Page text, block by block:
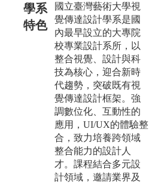
學系
特色
國立臺灣藝術大學視
覺傳達設計學系是國
內最早設立的大專院
校專業設計系所，以
整合視覺、設計與科
技為核心，迎合新時
代趨勢，突破既有視
覺傳達設計框架。強
調數位化、互動性的
應用，UI/UX的體驗整
合，致力培養跨領域
整合能力的設計人
才。課程結合多元設
計領域，邀請業界及